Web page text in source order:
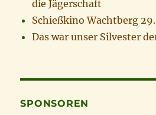
die Jägerschaft
Schießkino Wachtberg
Das war unser Silvester
SPONSOREN